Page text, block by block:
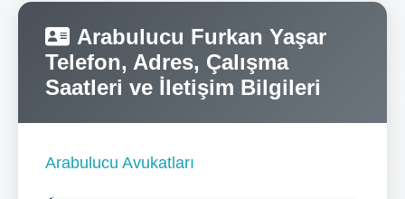
Arabulucu Furkan Yaşar
Telefon, Adres, Çalışma
Saatleri ve İletişim Bilgileri
Arabulucu Avukatları